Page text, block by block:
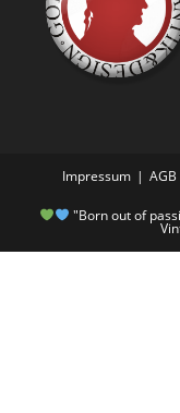
Impressum AGB
"Born out of